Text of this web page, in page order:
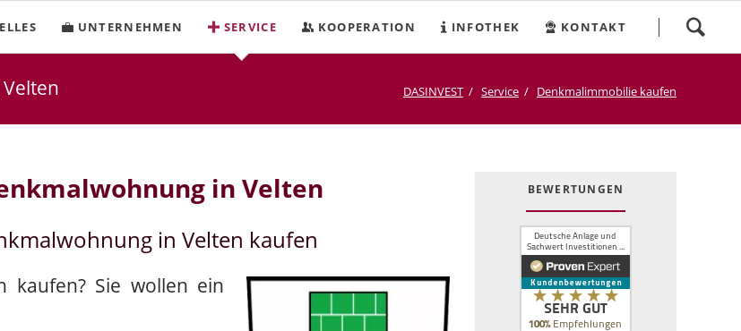
überspringen
UNTERNEHMEN SERVICE KOOPERATION INFOTHEK KONTAKT
DASINVEST Service Denkmalimmobilie kaufen
in Velten
in Velten kaufen
kaufen? Sie wollen ein
BEWERTUNGEN